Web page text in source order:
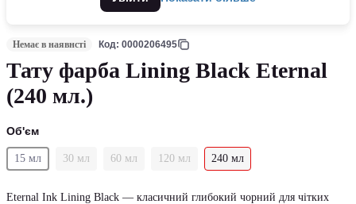
Немає в наявнсті Код: 0000206495
Тату фарба Lining Black Eternal
(240 мл.)
Об'єм
15 мл 30 мл 60 мл 120 мл 240 мл
Eternal Ink Lining Black — класичний глибокий чорний для чітких